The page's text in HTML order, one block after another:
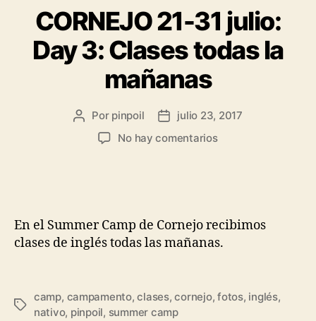
CORNEJO 21-31 julio:
Day 3: Clases todas la
mañanas
Por pinpoil
julio 23, 2017
No hay comentarios
En el Summer Camp de Cornejo recibimos
clases de inglés todas las mañanas.
camp, campamento,clases,cornejo,fotos, inglés,
nativo, pinpoil, summer camp